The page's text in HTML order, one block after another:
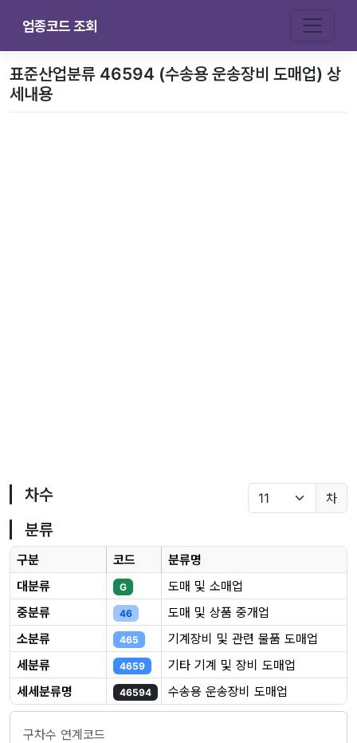
업종코드 조회
표준산업분류 46594 (수송용 운송장비 도매업) 상
세내용
차수 차
분류
구분 코드
분류명
대분류
G
도매 및 소매업
중분류
46
도매 및 상품 중개업
소분류
465
기계장비 및 관련 물품 도매업
세분류
4659
기타 기계 및 장비 도매업
세세분류명
46594 수송용 운송장비 도매업
구차수 연계코드